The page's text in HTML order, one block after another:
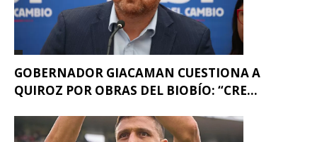
GOBERNADOR GIACAMAN CUESTIONA A
QUIROZ POR OBRAS DEL BIOBÍO: “CRE...